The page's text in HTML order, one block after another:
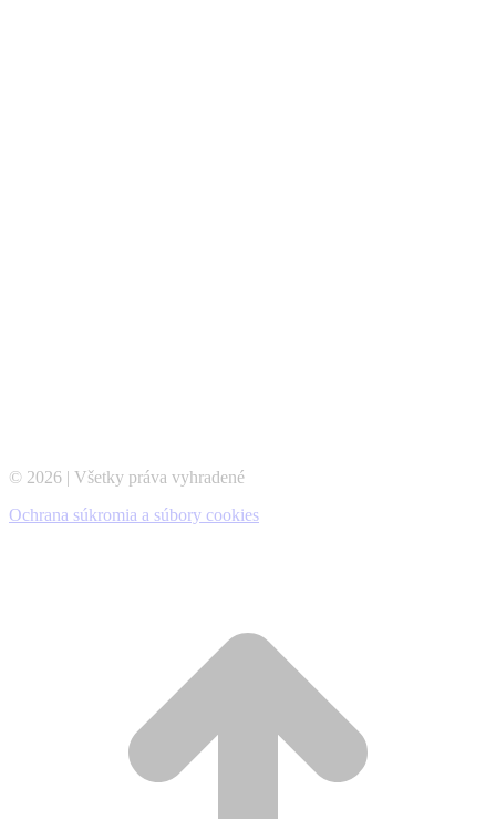
© 2026 | Všetky práva vyhradené
Ochrana súkromia a súbory cookies